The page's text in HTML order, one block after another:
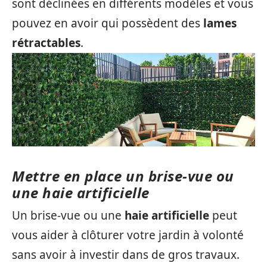
sont déclinées en différents modèles et vous
pouvez en avoir qui possèdent des lames
rétractables.
Mettre en place un brise-vue ou
une haie artificielle
Un brise-vue ou une haie artificielle peut
vous aider à clôturer votre jardin à volonté
sans avoir à investir dans de gros travaux.